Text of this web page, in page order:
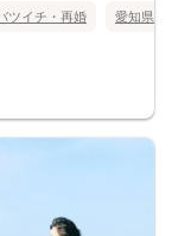
ツイチ・再婚 愛知県